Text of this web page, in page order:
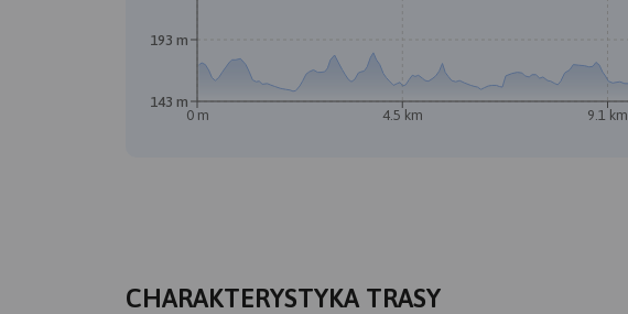
0 m 4.5 km 9.1 km
143 m
193 m
CHARAKTERYSTYKA TRASY